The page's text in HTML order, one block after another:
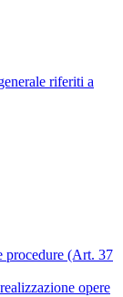
riferiti a
procedure (Art. 37
opere